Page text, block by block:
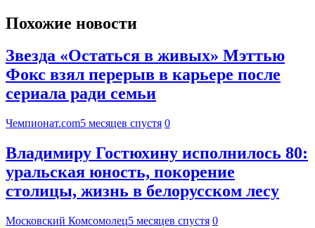
Похожие новости
Звезда «Остаться в живых» Мэттью
Фокс взял перерыв в карьере после
сериала ради семьи
Чемпионат.com5 месяцев спустя 0
Владимиру Гостюхину исполнилось 80:
уральская юность, покорение
столицы, жизнь в белорусском лесу
Московский Комсомолец5 месяцев спустя 0